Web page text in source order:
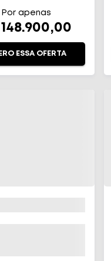
Por apenas
148.900,00
ESSA OFERTA